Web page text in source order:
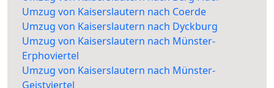
Umzug von Kaiserslautern nach Coerde
Umzug von Kaiserslautern nach Dyckburg
Umzug von Kaiserslautern nach Münster-
Erphoviertel
Umzug von Kaiserslautern nach Münster-
Geistviertel